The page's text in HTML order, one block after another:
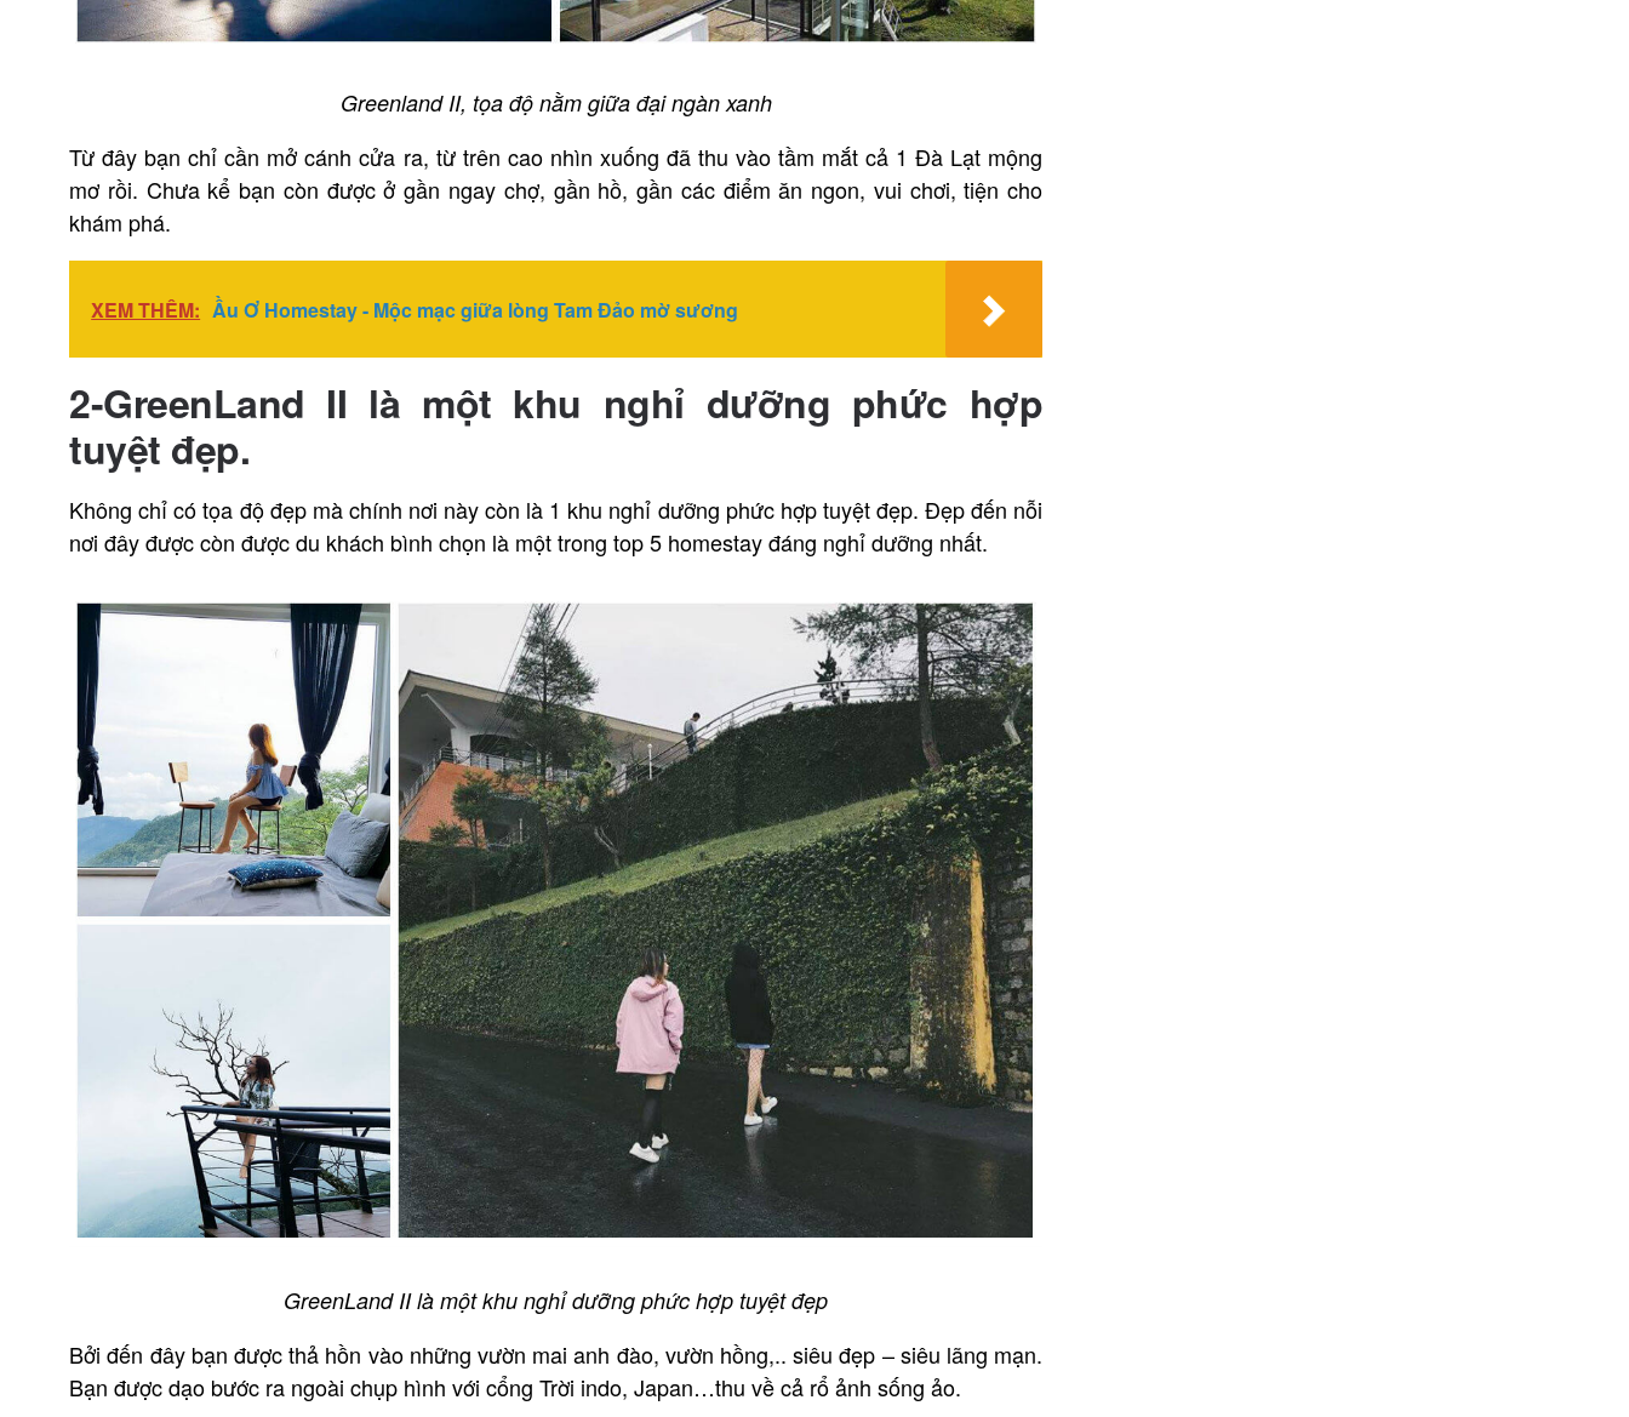
Greenland II, tọa độ nằm giữa đại ngàn xanh
Từ đây bạn chỉ cần mở cánh cửa ra, từ trên cao nhìn xuống đã thu vào tầm mắt cả 1 Đà Lạt mộng
mơ rồi. Chưa kể bạn còn được ở gần ngay chợ, gần hồ, gần các điểm ăn ngon, vui chơi, tiện cho
khám phá.
XEM THÊM: Ầu Ơ Homestay - Mộc mạc giữa lòng Tam Đảo mờ sương
2-GreenLand II là một khu nghỉ dưỡng phức hợp
tuyệt đẹp.
Không chỉ có tọa độ đẹp mà chính nơi này còn là 1 khu nghỉ dưỡng phức hợp tuyệt đẹp. Đẹp đến nỗi
nơi đây được còn được du khách bình chọn là một trong top 5 homestay đáng nghỉ dưỡng nhất.
GreenLand II là một khu nghỉ dưỡng phức hợp tuyệt đẹp
Bởi đến đây bạn được thả hồn vào những vườn mai anh đào, vườn hồng,.. siêu đẹp – siêu lãng mạn.
Bạn được dạo bước ra ngoài chụp hình với cổng Trời indo, Japan…thu về cả rổ ảnh sống ảo.